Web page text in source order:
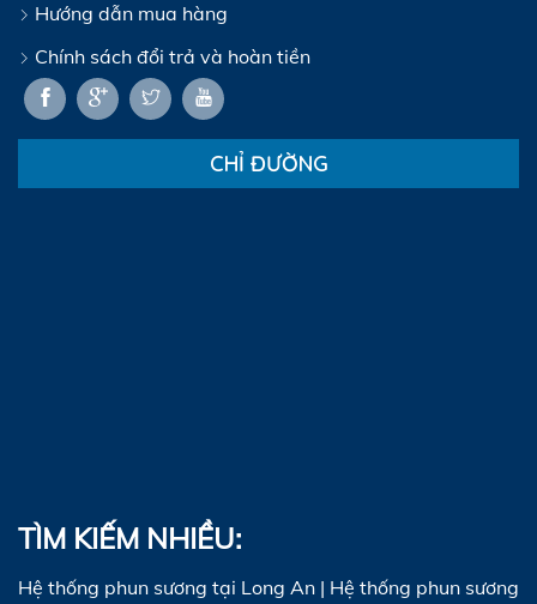
Hướng dẫn mua hàng
Chính sách đổi trả và hoàn tiền
CHỈ ĐƯỜNG
TÌM KIẾM NHIỀU:
Hệ thống phun sương tại Long An | Hệ thống phun sương